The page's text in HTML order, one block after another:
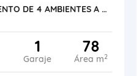
PINAMAR- DEPARTAMENTO DE 4 AMBIENTES A METROS DEL MAR
1
Garaje
78
Área m2